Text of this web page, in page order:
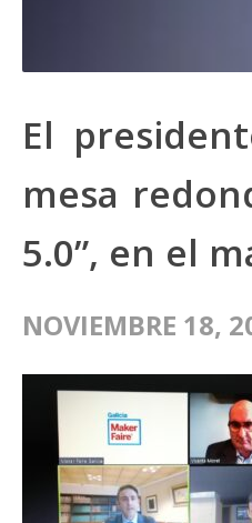
El
mesa
5.0”, en el
NOVIEMBRE 18,